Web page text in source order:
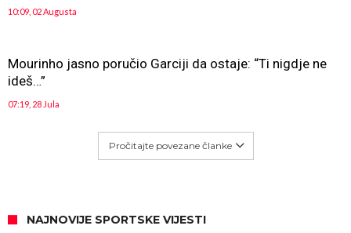
10:09, 02 Augusta
Mourinho jasno poručio Garciji da ostaje: “Ti nigdje ne
ideš…”
07:19, 28 Jula
Pročitajte povezane članke
NAJNOVIJE SPORTSKE VIJESTI